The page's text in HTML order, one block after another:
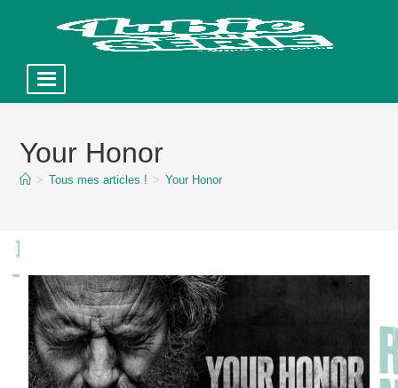
contentYour Honor
> Tous mes articles ! > Your Honor